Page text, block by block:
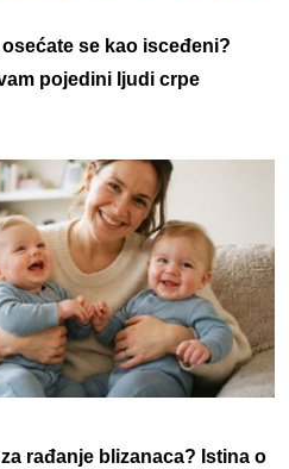
se kao isceđeni?
pojedini ljudi crpe
rađanje blizanaca? Istina o